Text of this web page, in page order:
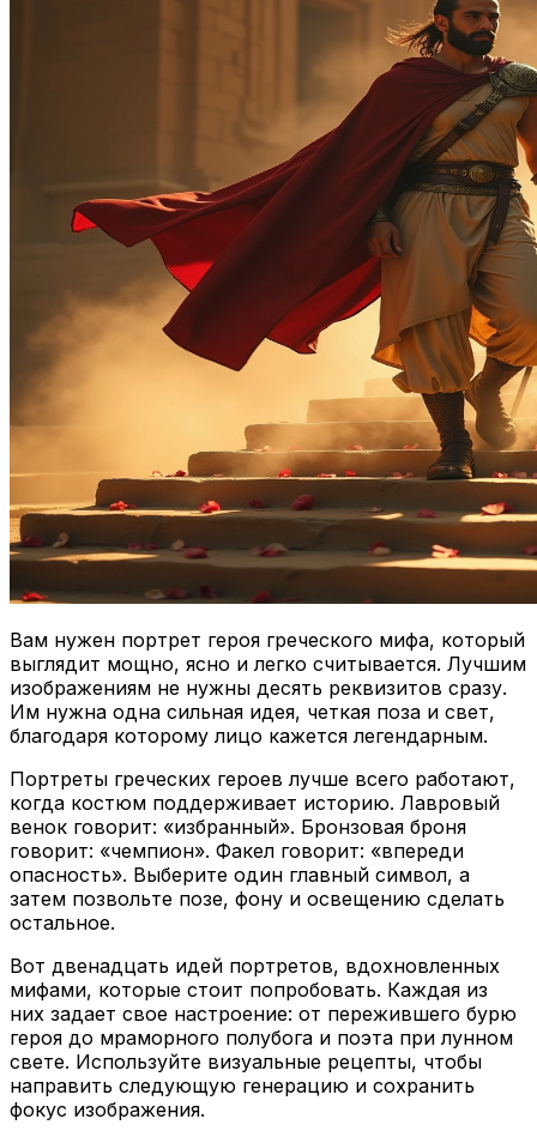
Вам нужен портрет героя греческого мифа, который
выглядит мощно, ясно и легко считывается. Лучшим
изображениям не нужны десять реквизитов сразу.
Им нужна одна сильная идея, четкая поза и свет,
благодаря которому лицо кажется легендарным.
Портреты греческих героев лучше всего работают,
когда костюм поддерживает историю. Лавровый
венок говорит: «избранный». Бронзовая броня
говорит: «чемпион». Факел говорит: «впереди
опасность». Выберите один главный символ, а
затем позвольте позе, фону и освещению сделать
остальное.
Вот двенадцать идей портретов, вдохновленных
мифами, которые стоит попробовать. Каждая из
них задает свое настроение: от пережившего бурю
героя до мраморного полубога и поэта при лунном
свете. Используйте визуальные рецепты, чтобы
направить следующую генерацию и сохранить
фокус изображения.